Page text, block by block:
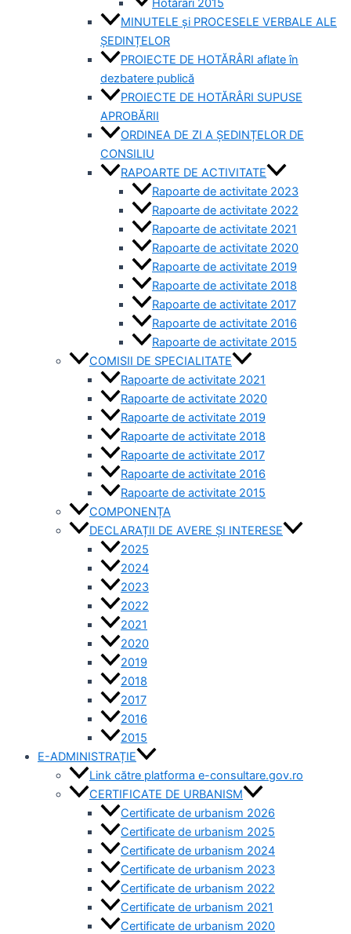
MINUTELE și PROCESELE VERBALE ALE
ȘEDINȚELOR
PROIECTE DE HOTĂRÂRI aflate în
dezbatere publică
PROIECTE DE HOTĂRÂRI SUPUSE
APROBĂRII
ORDINEA DE ZI A ȘEDINȚELOR DE
CONSILIU
RAPOARTE DE ACTIVITATE
Rapoarte de activitate 2023
Rapoarte de activitate 2022
Rapoarte de activitate 2021
Rapoarte de activitate 2020
Rapoarte de activitate 2019
Rapoarte de activitate 2018
Rapoarte de activitate 2017
Rapoarte de activitate 2016
Rapoarte de activitate 2015
COMISII DE SPECIALITATE
Rapoarte de activitate 2021
Rapoarte de activitate 2020
Rapoarte de activitate 2019
Rapoarte de activitate 2018
Rapoarte de activitate 2017
Rapoarte de activitate 2016
Rapoarte de activitate 2015
COMPONENȚA
DECLARAȚII DE AVERE ȘI INTERESE
2025
2024
2023
2022
2021
2020
2019
2018
2017
2016
2015
E-ADMINISTRAȚIE
Link către platforma e-consultare.gov.ro
CERTIFICATE DE URBANISM
Certificate de urbanism 2026
Certificate de urbanism 2025
Certificate de urbanism 2024
Certificate de urbanism 2023
Certificate de urbanism 2022
Certificate de urbanism 2021
Certificate de urbanism 2020